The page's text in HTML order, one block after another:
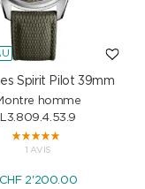
Spirit Pilot 39mm
homme
L3.809.4.53.9
1 AVIS
CHF2'200.00